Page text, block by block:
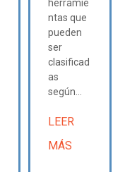
herramie
ntas que
pueden
ser
clasificad
as
según...
LEER
MÁS